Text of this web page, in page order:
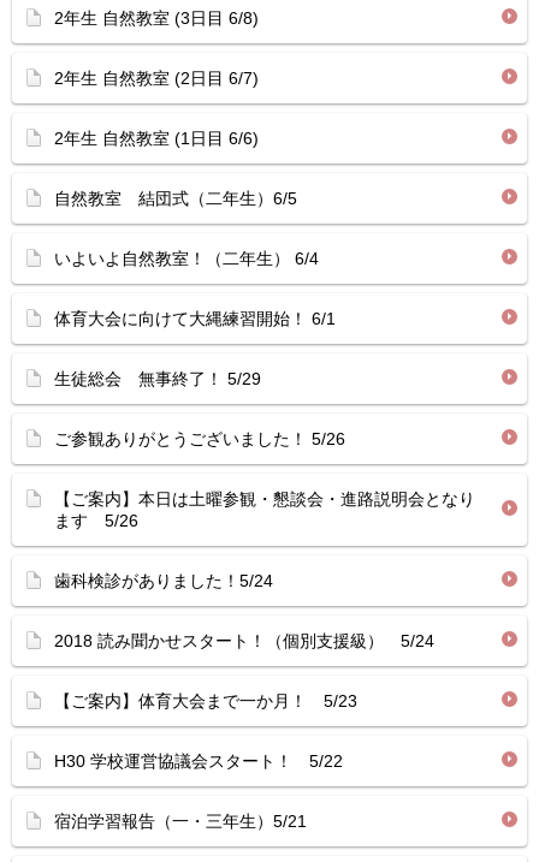
2年生 自然教室 (3日目 6/8)
2年生 自然教室 (2日目 6/7)
2年生 自然教室 (1日目 6/6)
自然教室 結団式（二年生）6/5
いよいよ自然教室！（二年生） 6/4
体育大会に向けて大縄練習開始！ 6/1
生徒総会 無事終了！ 5/29
ご参観ありがとうございました！ 5/26
【ご案内】本日は土曜参観・懇談会・進路説明会となり
ます 5/26
歯科検診がありました！5/24
2018 読み聞かせスタート！（個別支援級） 5/24
【ご案内】体育大会まで一か月！ 5/23
H30 学校運営協議会スタート！ 5/22
宿泊学習報告（一・三年生）5/21